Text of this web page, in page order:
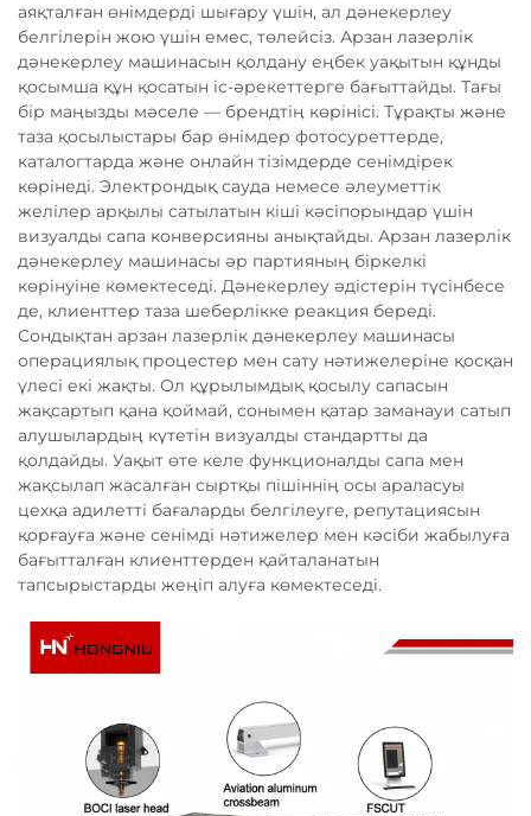
аяқталған өнімдерді шығару үшін, ал дәнекерлеу
белгілерін жою үшін емес, төлейсіз. Арзан лазерлік
дәнекерлеу машинасын қолдану еңбек уақытын құнды
қосымша құн қосатын іс-әрекеттерге бағыттайды. Тағы
бір маңызды мәселе — брендтің көрінісі. Тұрақты және
таза қосылыстары бар өнімдер фотосуреттерде,
каталогтарда және онлайн тізімдерде сенімдірек
көрінеді. Электрондық сауда немесе әлеуметтік
желілер арқылы сатылатын кіші кәсіпорындар үшін
визуалды сапа конверсияны анықтайды. Арзан лазерлік
дәнекерлеу машинасы әр партияның біркелкі
көрінуіне көмектеседі. Дәнекерлеу әдістерін түсінбесе
де, клиенттер таза шеберлікке реакция береді.
Сондықтан арзан лазерлік дәнекерлеу машинасы
операциялық процестер мен сату нәтижелеріне қосқан
үлесі екі жақты. Ол құрылымдық қосылу сапасын
жақсартып қана қоймай, сонымен қатар заманауи сатып
алушылардың күтетін визуалды стандартты да
қолдайды. Уақыт өте келе функционалды сапа мен
жақсылап жасалған сыртқы пішіннің осы араласуы
цехқа адилетті бағаларды белгілеуге, репутациясын
қорғауға және сенімді нәтижелер мен кәсіби жабылуға
бағытталған клиенттерден қайталанатын
тапсырыстарды жеңіп алуға көмектеседі.